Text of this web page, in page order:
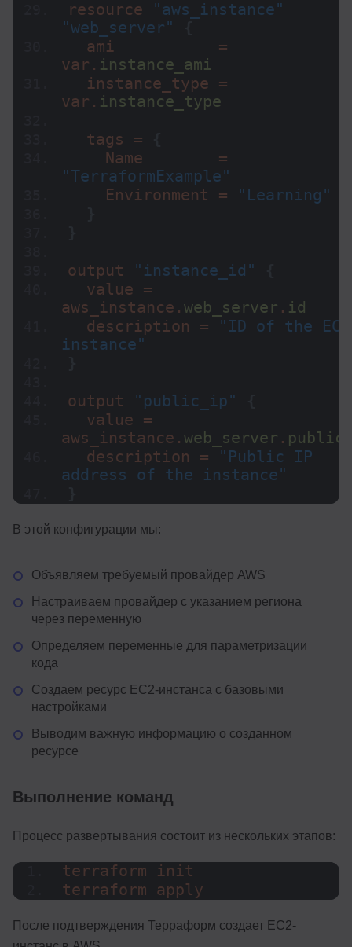
resource
"aws_instance"
"web_server"
  ami           =
var. instance_ami
  instance_type =
var. instance_type
  tags =
"TerraformExample"
    Environment =
"Learning"
output "instance_id"
  value =
aws_instance. web_server . id
  description =
"ID of the EC2
instance"
output "public_ip"
  value =
aws_instance. web_server .
  description =
"Public IP
address of the instance"
В этой конфигурации мы:
Объявляем требуемый провайдер AWS
Настраиваем провайдер с указанием региона
через переменную
Определяем переменные для параметризации
кода
Создаем ресурс EC2-инстанса с базовыми
настройками
Выводим важную информацию о созданном
ресурсе
Выполнение команд
Процесс развертывания состоит из нескольких этапов:
terraform init
terraform apply
После подтверждения Терраформ создает EC2-